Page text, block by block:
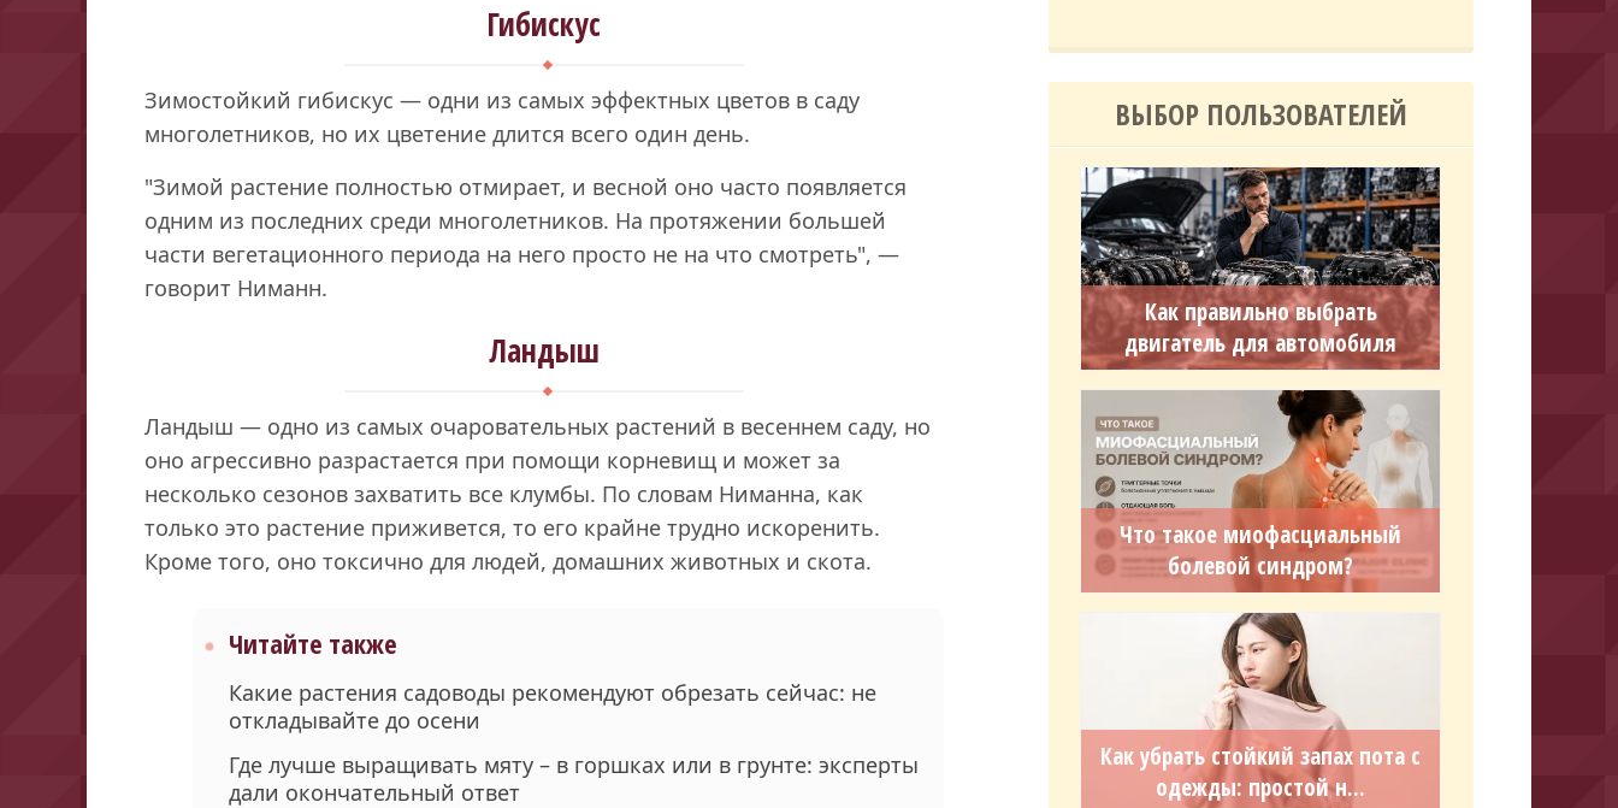
Гибискус
Зимостойкий гибискус — одни из самых эффектных цветов в саду
многолетников, но их цветение длится всего один день.
"Зимой растение полностью отмирает, и весной оно часто появляется
одним из последних среди многолетников. На протяжении большей
части вегетационного периода на него просто не на что смотреть", —
говорит Ниманн.
Ландыш
Ландыш — одно из самых очаровательных растений в весеннем саду, но
оно агрессивно разрастается при помощи корневищ и может за
несколько сезонов захватить все клумбы. По словам Ниманна, как
только это растение приживется, то его крайне трудно искоренить.
Кроме того, оно токсично для людей, домашних животных и скота.
Читайте также
Какие растения садоводы рекомендуют обрезать сейчас: не
откладывайте до осени
Где лучше выращивать мяту – в горшках или в грунте: эксперты
дали окончательный ответ
ВЫБОР ПОЛЬЗОВАТЕЛЕЙ
Как правильно выбрать
двигатель для автомобиля
Что такое миофасциальный
болевой синдром?
Как убрать стойкий запах пота с
одежды: простой н...